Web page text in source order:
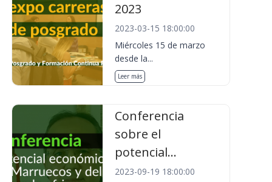
2023
2023-03-15 18:00:00
Miércoles 15 de marzo
desde la...
Leer más
Conferencia
sobre el
potencial...
2023-09-19 18:00:00